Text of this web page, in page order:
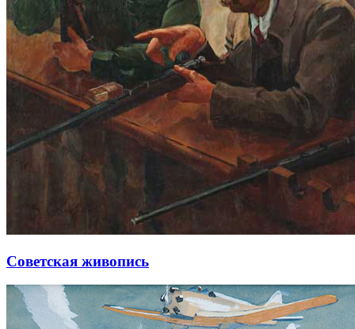
Советская живопись